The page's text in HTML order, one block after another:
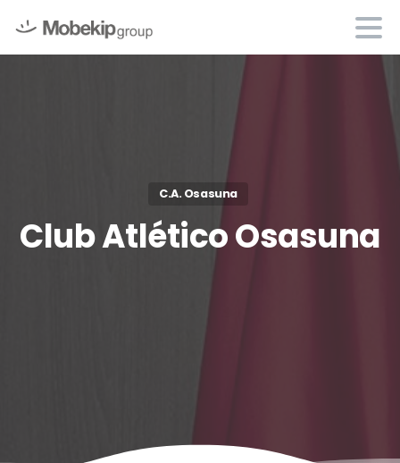
C.A. Osasuna
ClubAtléticoOsasuna